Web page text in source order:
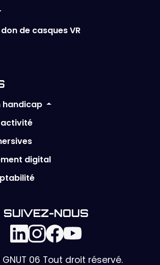
de casques VR
handicap
activité
digital
SUIVEZ-NOUS
06 Tout droit réservé.